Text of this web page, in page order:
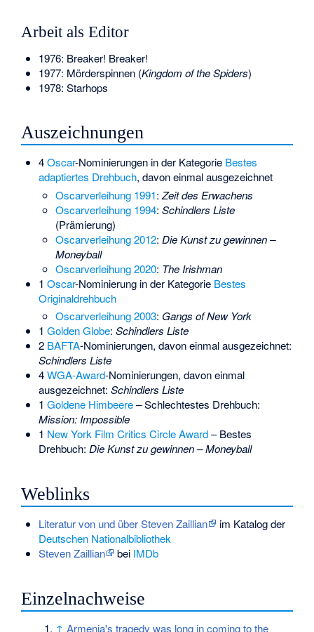
Arbeit als Editor
1976: Breaker! Breaker!
1977: Mörderspinnen(Kingdom of the Spiders)
1978: Starhops
Auszeichnungen
4Oscar-Nominierungen in der Kategorie Bestes
adaptiertes Drehbuch, davon einmal ausgezeichnet
Oscarverleihung 1991:Zeit des Erwachens
Oscarverleihung 1994:Schindlers Liste
(Prämierung)
Oscarverleihung 2012:Die Kunst zu gewinnen –
Moneyball
Oscarverleihung 2020: The Irishman
1 Oscar-Nominierung in der Kategorie Bestes
Originaldrehbuch
Oscarverleihung 2003: Gangs of New York
1 Golden Globe: Schindlers Liste
2 BAFTA-Nominierungen, davon einmal ausgezeichnet:
Schindlers Liste
4WGA-Award-Nominierungen, davon einmal
ausgezeichnet: Schindlers Liste
1 Goldene Himbeere– Schlechtestes Drehbuch:
Mission: Impossible
1 New York Film Critics Circle Award– Bestes
Drehbuch: Die Kunst zu gewinnen – Moneyball
Weblinks
Literatur von und über Steven Zaillian
im Katalog der
Deutschen Nationalbibliothek
Steven Zaillian
bei IMDb
Einzelnachweise
↑ Armenia's tragedy was long in coming to the